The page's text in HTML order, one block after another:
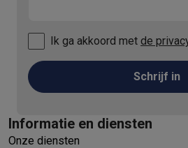
Ik ga akkoord met de
Schrijf in
Informatie en diensten
Onze diensten